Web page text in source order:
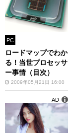
PC
ロードマップでわか
る！当世プロセッサ
ー事情（目次）
2009年05月21日 16:00
AD